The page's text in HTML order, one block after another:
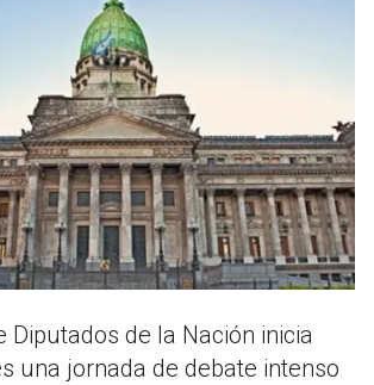
Diputados de la Nación inicia
una jornada de debate intenso